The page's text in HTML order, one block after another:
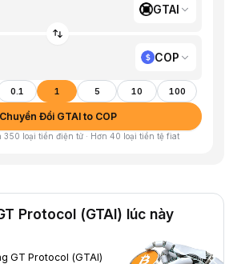
GTAI
COP
0.1 1 5 10 100
Chuyển Đổi GTAI to COP
350 loại tiền điện tử · Hơn 40 loại tiền tệ fiat
Protocol (GTAI) lúc này
GT Protocol (GTAI)